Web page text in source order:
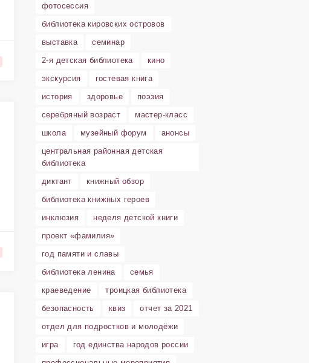
фотосессия
библиотека кировских островов
выставка
семинар
2-я детская библиотека
кино
экскурсия
гостевая книга
история
здоровье
поэзия
серебряный возраст
мастер-класс
школа
музейный форум
анонсы
центральная районная детская
библиотека
диктант
книжный обзор
библиотека книжных героев
инклюзия
неделя детской книги
проект «фамилия»
год памяти и славы
библиотека ленина
семья
краеведение
троицкая библиотека
безопасность
квиз
отчет за 2021
отдел для подростков и молодёжи
игра
год единства народов россии